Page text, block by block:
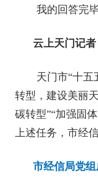
我的回答完
云上天门记者
天门市“十五
转型，建设美丽
碳转型”“加强固
上述任务，市经
市经信局党